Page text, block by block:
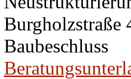
Burgholzstraße
Baubeschluss